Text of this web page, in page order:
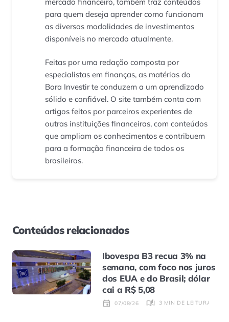
para quem deseja aprender como funcionam
as diversas modalidades de investimentos
disponíveis no mercado atualmente.
Feitas por uma redação composta por
especialistas em finanças, as matérias do
Bora Investir te conduzem a um aprendizado
sólido e confiável. O site também conta com
artigos feitos por parceiros experientes de
outras instituições financeiras, com conteúdos
que ampliam os conhecimentos e contribuem
para a formação financeira de todos os
brasileiros.
Conteúdos relacionados
Ibovespa B3 recua 3% na
semana, com foco nos juros
dos EUA e do Brasil; dólar
cai a R$ 5,08
07/08/26 3 MIN DE LEITURA